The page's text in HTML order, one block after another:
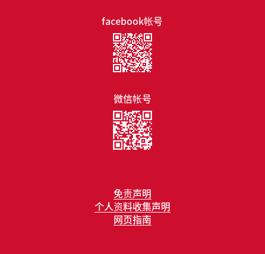
免责声明
个人资料收集声明
网页指南
facebook帐号
微信帐号